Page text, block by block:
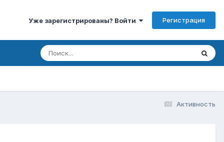
Уже зарегистрированы? Войти Регистрация
Активность